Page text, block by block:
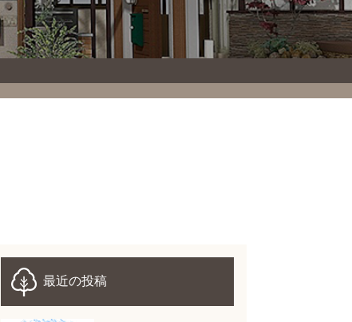
最近の投稿